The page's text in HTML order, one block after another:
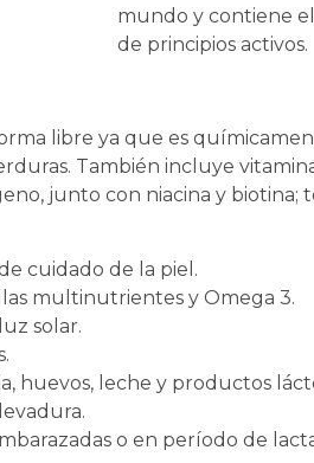
mundo y contiene
de principios activos.
libre ya que es
También incluye
junto con niacina y biotina;
cuidado de la piel.
multinutrientes y Omega 3.
solar.
huevos, leche y productos
o en período de